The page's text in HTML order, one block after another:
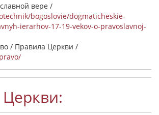
вере /
bogoslovie/dogmaticheskie-
ierarhov-17-19-vekov-o-pravoslavnoj-
/ Правила Церкви /